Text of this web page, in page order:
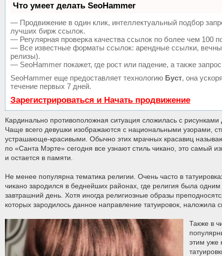
Что умеет делать SeoHammer
— Продвижение в один клик, интеллектуальный подбор
лучших бирж ссылок.
— Регулярная проверка качества ссылок по более чем 100
— Все известные форматы ссылок: арендные ссылки,
релизы).
— SeoHammer покажет, где рост или падение, а также
SeoHammer еще предоставляет технологию Буст, она
течение первых 7 дней.
Зарегистрироваться и Начать продвижение
Кардинально противоположная ситуация сложилась с
Чаще всего девушки изображаются с национальными узорами,
устрашающе-красивыми. Обычно этих мрачных красавиц
по «Санта Мэрте» сегодня все узнают стиль чикано, это самый
и остается в памяти.
Не менее популярна тематика религии. Очень часто в
чикано зародился в беднейших районах, где религия была
завтрашний день. Хотя иногда религиозные образы
которых зародилось данное направление татуировок, наложила
Также в
этим уже